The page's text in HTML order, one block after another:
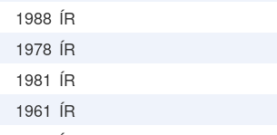
1988 ÍR
1978 ÍR
1981 ÍR
1961 ÍR